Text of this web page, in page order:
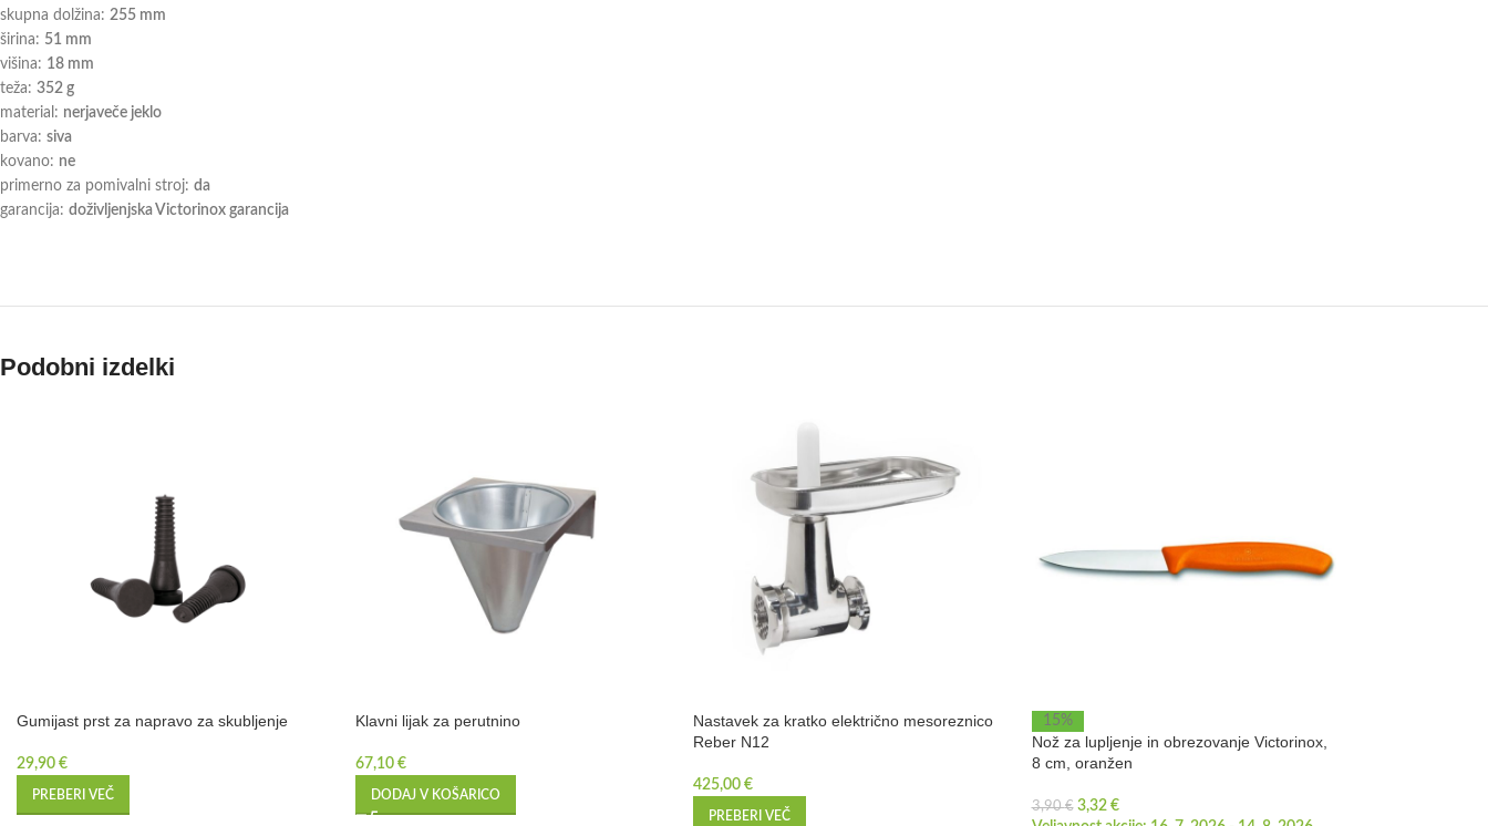
skupna dolžina: 255 mm
širina: 51 mm
višina: 18 mm
teža: 352 g
material: nerjaveče jeklo
barva: siva
kovano: ne
primerno za pomivalni stroj: da
garancija: doživljenjska Victorinox garancija
Podobni izdelki
Gumijast prst za napravo za skubljenje
29,90 €
PREBERI VEČ
Klavni lijak za perutnino
67,10 €
DODAJ V KOŠARICO
Nastavek za kratko električno mesoreznico
Reber N12
425,00 €
PREBERI VEČ
15%
Nož za lupljenje in obrezovanje Victorinox,
8 cm, oranžen
3,90€ 3,32 €